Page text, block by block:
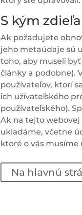
S kým
Ak požadujete
jeho metaúdaje sú
toho, aby museli
články a podobne).
používateľov, ktorí
ich užívateľského
používateľského).
Ak na tejto
ukladáme, včetne
ktoré o vás musíme
Na hlavnú